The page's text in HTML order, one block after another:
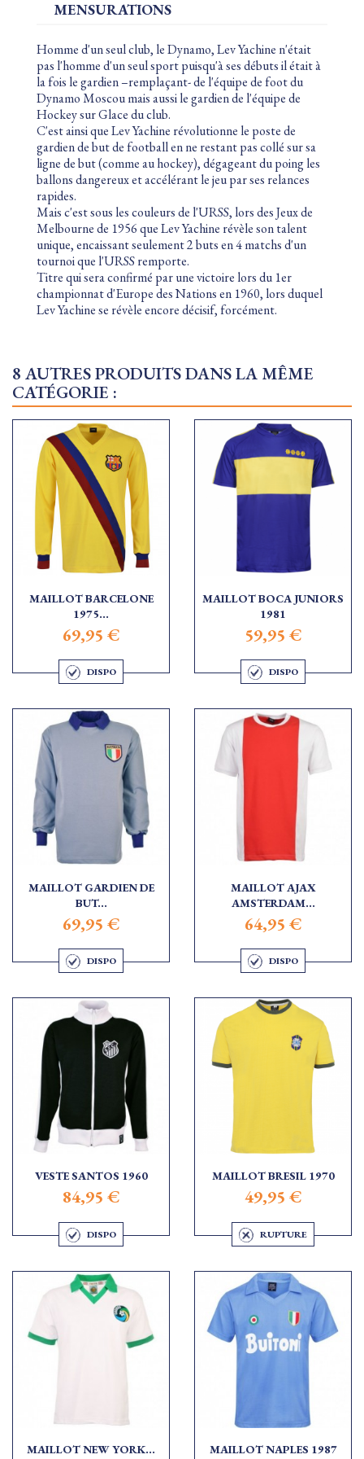
MENSURATIONS
Homme d'un seul club, le Dynamo, Lev Yachine n'était
pas l'homme d'un seul sport puisqu'à ses débuts il était à
la fois le gardien –remplaçant- de l'équipe de foot du
Dynamo Moscou mais aussi le gardien de l'équipe de
Hockey sur Glace du club.
C'est ainsi que Lev Yachine révolutionne le poste de
gardien de but de football en ne restant pas collé sur sa
ligne de but (comme au hockey), dégageant du poing les
ballons dangereux et accélérant le jeu par ses relances
rapides.
Mais c'est sous les couleurs de l'URSS, lors des Jeux de
Melbourne de 1956 que Lev Yachine révèle son talent
unique, encaissant seulement 2 buts en 4 matchs d'un
tournoi que l'URSS remporte.
Titre qui sera confirmé par une victoire lors du 1er
championnat d'Europe des Nations en 1960, lors duquel
Lev Yachine se révèle encore décisif, forcément.
8 AUTRES PRODUITS DANS LA MÊME
CATÉGORIE :
MAILLOT BARCELONE
1975...
69,95 €
DISPO
MAILLOT BOCA JUNIORS
1981
59,95 €
DISPO
MAILLOT GARDIEN DE
BUT...
69,95 €
DISPO
MAILLOT AJAX
AMSTERDAM...
64,95 €
DISPO
VESTE SANTOS 1960
84,95 €
DISPO
MAILLOT BRESIL 1970
49,95 €
RUPTURE
MAILLOT NEW YORK... MAILLOT NAPLES 1987